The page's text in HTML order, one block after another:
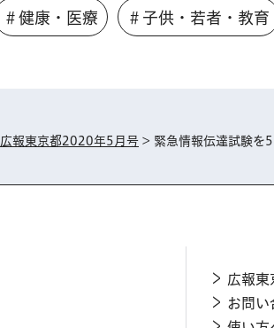
＃健康・医療 ＃子供・若者・教育
広報東京都2020年5月号 > 緊急情報伝達試験を
広報東
お問い